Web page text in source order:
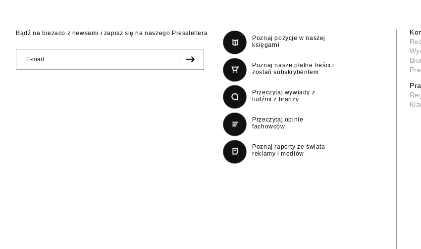
Bądź na bieżaco z newsami i zapisz się na naszego Presslettera
Poznaj pozycje w naszej
księgarni
Poznaj nasze płatne treści i
zostań subskrybentem
Przeczytaj wywiady z
ludźmi z branży
Przeczytaj opinie
fachowców
Poznaj raporty ze świata
reklamy i mediów